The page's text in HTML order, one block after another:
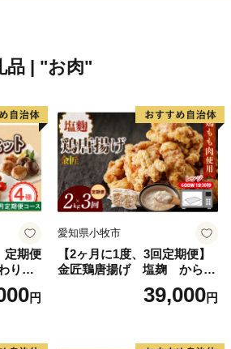
丸エリアにあたる尼崎城址公園内に
ととなり、
の時を越えてついに尼崎城が蘇り
品 | "お肉"
期便
り惣
円
愛知県小牧市
【2ヶ月に1度、3回定期便】
金匠鶏唐揚げ 塩麹 からあ
39,000円